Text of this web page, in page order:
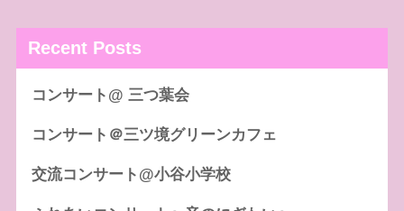
Recent Posts
コンサート@ 三つ葉会
コンサート＠三ツ境グリーンカフェ
交流コンサート@小谷小学校